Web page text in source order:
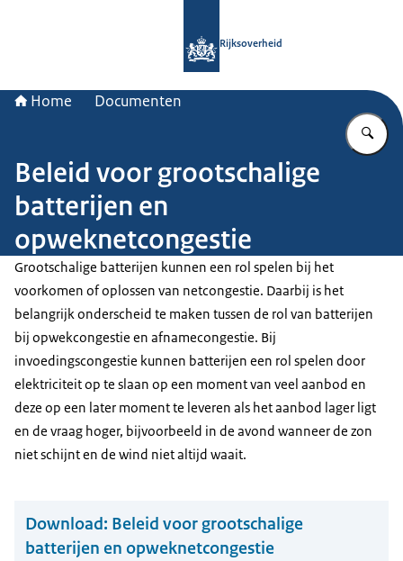
Rijksoverheid
Home Documenten
Beleid voor grootschalige
batterijen en
opweknetcongestie
Grootschalige batterijen kunnen een rol spelen bij het
voorkomen of oplossen van netcongestie. Daarbij is het
belangrijk onderscheid te maken tussen de rol van batterijen
bij opwekcongestie en afnamecongestie. Bij
invoedingscongestie kunnen batterijen een rol spelen door
elektriciteit op te slaan op een moment van veel aanbod en
deze op een later moment te leveren als het aanbod lager ligt
en de vraag hoger, bijvoorbeeld in de avond wanneer de zon
niet schijnt en de wind niet altijd waait.
Download: Beleid voor grootschalige
batterijen en opweknetcongestie